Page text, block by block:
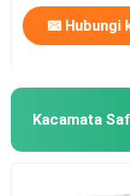
Hubungi
Kacamata